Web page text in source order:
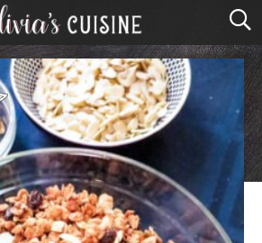
home
about olivia
contact
browse recipes
course